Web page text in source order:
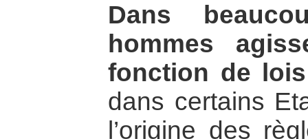
Dans
hommes
fonction de
dans certains
l’origine des